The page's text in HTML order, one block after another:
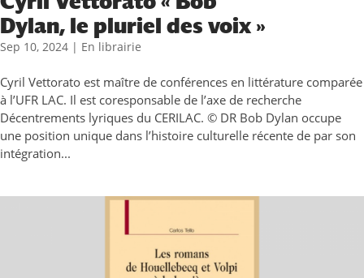
Dylan, le pluriel des voix »
Sep 10, 2024 | En librairie
Cyril Vettorato est maître de conférences en littérature comparée
à l’UFR LAC. Il est coresponsable de l’axe de recherche
Décentrements lyriques du CERILAC. © DR Bob Dylan occupe
une position unique dans l’histoire culturelle récente de par son
intégration...